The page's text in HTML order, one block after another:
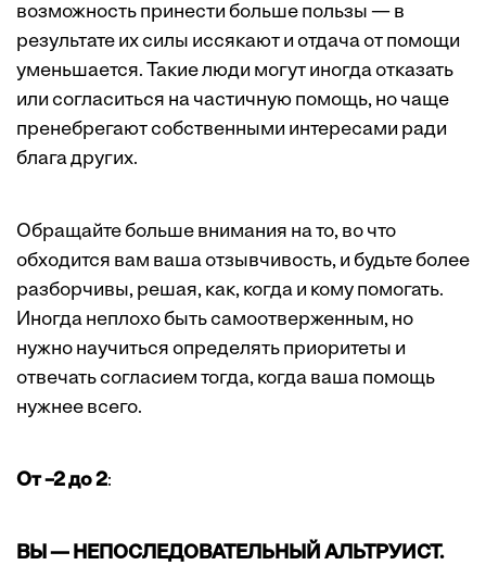
возможность принести больше пользы — в
результате их силы иссякают и отдача от помощи
уменьшается. Такие люди могут иногда отказать
или согласиться на частичную помощь, но чаще
пренебрегают собственными интересами ради
блага других.
Обращайте больше внимания на то, во что
обходится вам ваша отзывчивость, и будьте более
разборчивы, решая, как, когда и кому помогать.
Иногда неплохо быть самоотверженным, но
нужно научиться определять приоритеты и
отвечать согласием тогда, когда ваша помощь
нужнее всего.
От –2 до 2:
ВЫ — НЕПОСЛЕДОВАТЕЛЬНЫЙ АЛЬТРУИСТ.